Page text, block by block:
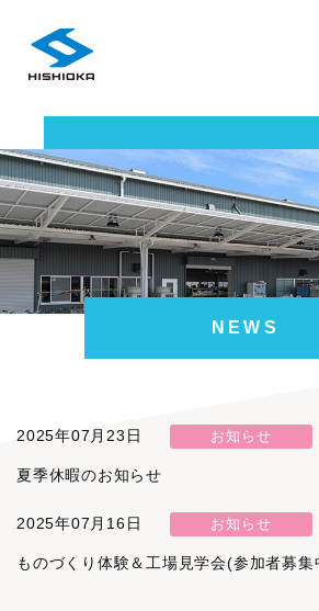
NEWS
2025年07月23日 お知らせ
夏季休暇のお知らせ
2025年07月16日 お知らせ
ものづくり体験＆工場見学会(参加者募集